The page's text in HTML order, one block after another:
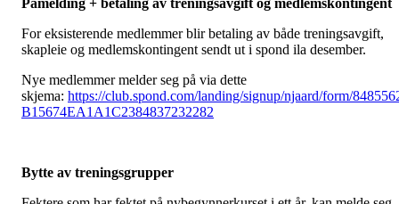
Påmelding + betaling av treningsavgift og medlemskontingent
For eksisterende medlemmer blir betaling av både treningsavgift,
skapleie og medlemskontingent sendt ut i spond ila desember.
Nye medlemmer melder seg på via dette
skjema: https://club.spond.com/landing/signup/njaard/form/
B15674EA1A1C2384837232282
Bytte av treningsgrupper